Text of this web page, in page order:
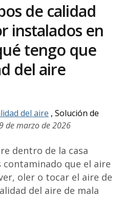
de calidad
instalados en
tengo que
del aire
del aire , Solución de
de marzo de 2026
dentro de la casa
contaminado que el aire
oler o tocar el aire de
del aire de mala